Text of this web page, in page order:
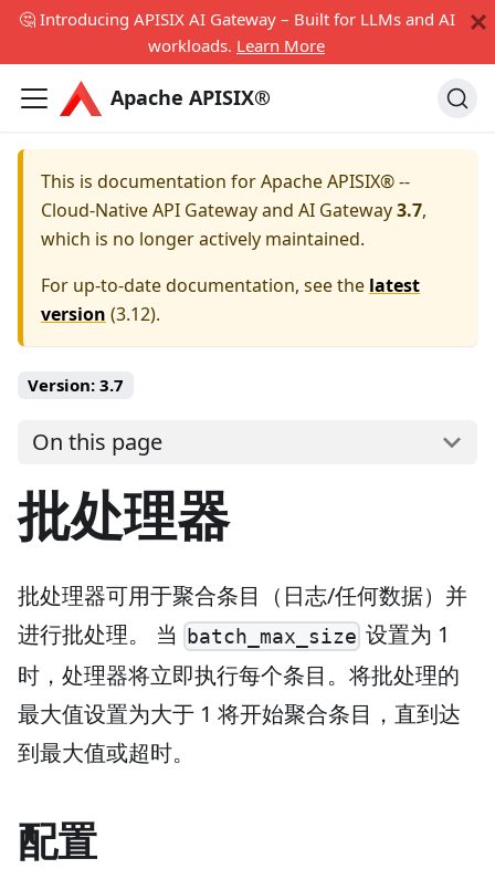
🤔 Introducing APISIX AI Gateway – Built for LLMs and AI
workloads. Learn More
Apache APISIX®
This is documentation forApache APISIX® --
Cloud-Native API Gateway and AI Gateway3.7,
which is no longer actively maintained.
For up-to-date documentation, see the latest
version (3.12).
Version: 3.7
On this page
批处理器
批处理器可用于聚合条目（日志/任何数据）并
进行批处理。 当
batch_max_size 设置为 1
时，处理器将立即执行每个条目。将批处理的
最大值设置为大于 1 将开始聚合条目，直到达
到最大值或超时。
配置